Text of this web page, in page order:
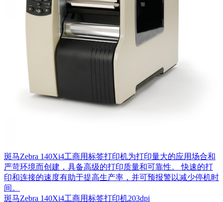
斑马Zebra 140Xi4工商用标签打印机为打印量大的应用场合和
严苛环境而创建，具备高级的打印质量和可靠性。 快速的打
印和连接的速度有助于提高生产率，并可预报警以减少停机时
间。
斑马Zebra 140Xi4工商用标签打印机203dpi